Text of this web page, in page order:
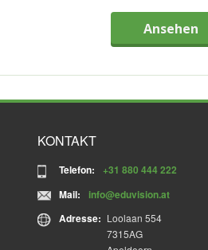
Ansehen
KONTAKT
Telefon:
+31 880 444 222
Mail:
info@eduvision.at
Adresse: Loolaan 554
7315AG